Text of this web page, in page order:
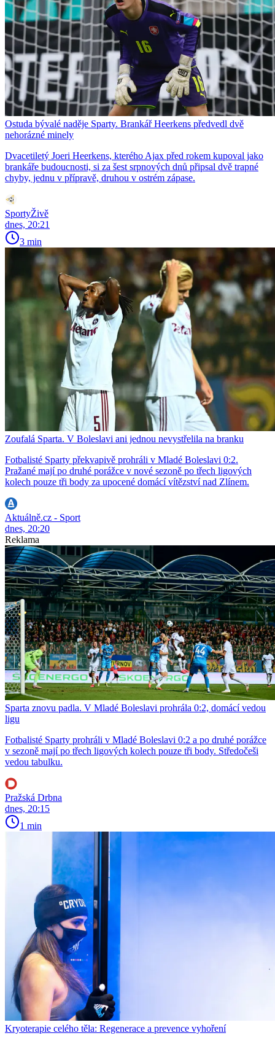
Ostuda bývalé naděje Sparty. Brankář Heerkens předvedl dvě
nehorázné minely
Dvacetiletý Joeri Heerkens, kterého Ajax před rokem kupoval jako
brankáře budoucnosti, si za šest srpnových dnů připsal dvě trapné
chyby, jednu v přípravě, druhou v ostrém zápase.
SportyŽivě
dnes, 20:21
3 min
Zoufalá Sparta. V Boleslavi ani jednou nevystřelila na branku
Fotbalisté Sparty překvapivě prohráli v Mladé Boleslavi 0:2.
Pražané mají po druhé porážce v nové sezoně po třech ligových
kolech pouze tři body za upocené domácí vítězství nad Zlínem.
Aktuálně.cz - Sport
dnes, 20:20
Reklama
Sparta znovu padla. V Mladé Boleslavi prohrála 0:2, domácí vedou
ligu
Fotbalisté Sparty prohráli v Mladé Boleslavi 0:2 a po druhé porážce
v sezoně mají po třech ligových kolech pouze tři body. Středočeši
vedou tabulku.
Pražská Drbna
dnes, 20:15
1 min
Kryoterapie celého těla: Regenerace a prevence vyhoření